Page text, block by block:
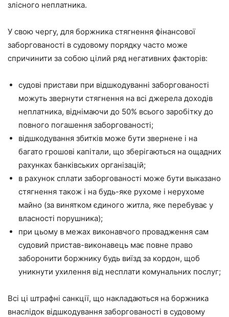
злісного неплатника.
У свою чергу, для боржника стягнення фінансової
заборгованості в судовому порядку часто може
спричинити за собою цілий ряд негативних факторів:
судові пристави при відшкодуванні заборгованості
можуть звернути стягнення на всі джерела доходів
неплатника, віднімаючи до 50% всього заробітку до
повного погашення заборгованості;
відшкодування збитків може бути звернене і на
багато грошові капітали, що зберігаються на ощадних
рахунках банківських організацій;
в рахунок сплати заборгованості може бути выказано
стягнення також і на будь-яке рухоме і нерухоме
майно (за винятком єдиного житла, яке перебуває у
власності порушника);
при цьому в межах виконавчого провадження сам
судовий пристав-виконавець має повне право
заборонити боржнику будь виїзд за кордон, щоб
уникнути ухилення від несплати комунальних послуг;
Всі ці штрафні санкції, що накладаються на боржника
внаслідок відшкодування заборгованості в судовому